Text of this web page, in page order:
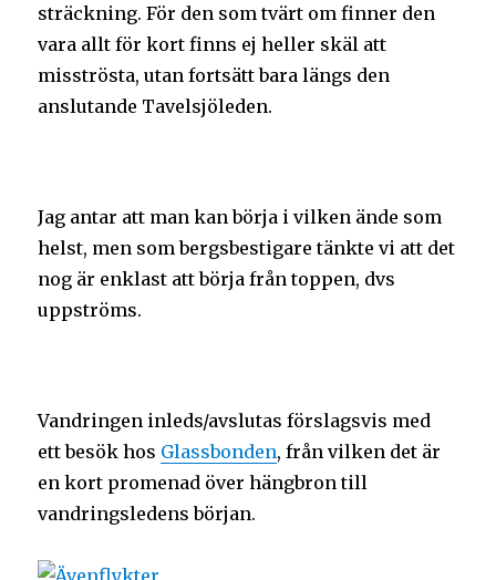
sträckning. För den som tvärt om finner den
vara allt för kort finns ej heller skäl att
misströsta, utan fortsätt bara längs den
anslutande Tavelsjöleden.
Jag antar att man kan börja i vilken ände som
helst, men som bergsbestigare tänkte vi att det
nog är enklast att börja från toppen, dvs
uppströms.
Vandringen inleds/avslutas förslagsvis med
ett besök hos Glassbonden, från vilken det är
en kort promenad över hängbron till
vandringsledens början.